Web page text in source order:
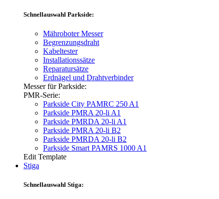
Schnellauswahl Parkside:
Mähroboter Messer
Begrenzungsdraht
Kabeltester
Installationssätze
Reparatursätze
Erdnägel und Drahtverbinder
Messer für Parkside:
PMR-Serie:
Parkside City PAMRC 250 A1
Parkside PMRA 20-li A1
Parkside PMRDA 20-li A1
Parkside PMRA 20-li B2
Parkside PMRDA 20-li B2
Parkside Smart PAMRS 1000 A1
Edit Template
Stiga
Schnellauswahl Stiga: